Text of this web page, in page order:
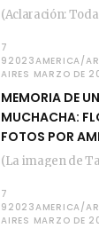
7
92023AMERICA/
AIRES MARZO DE
MEMORIA DE
MUCHACHA:
FOTOS POR
7
92023AMERICA/
AIRES MARZO DE